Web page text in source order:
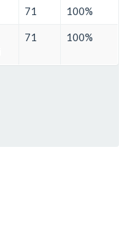
71 100%
71 100%